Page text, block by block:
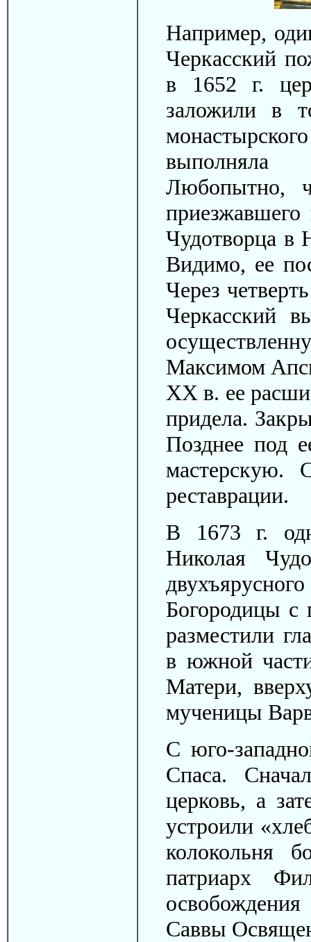
Например,
Черкасский
в 1652 г.
заложили в
выполняла
Любопытно,
Чудотворца в
Видимо, ее
Через
Черкасский
Максимом
ХХ в. ее
придела.
Позднее под
мастерскую.
реставрации.
В 1673 г.
Николая
Богородицы с
разместили
в южной
Матери,
мученицы
С юго-
Спаса.
церковь, а
устроили
колокольня
патриарх
Саввы